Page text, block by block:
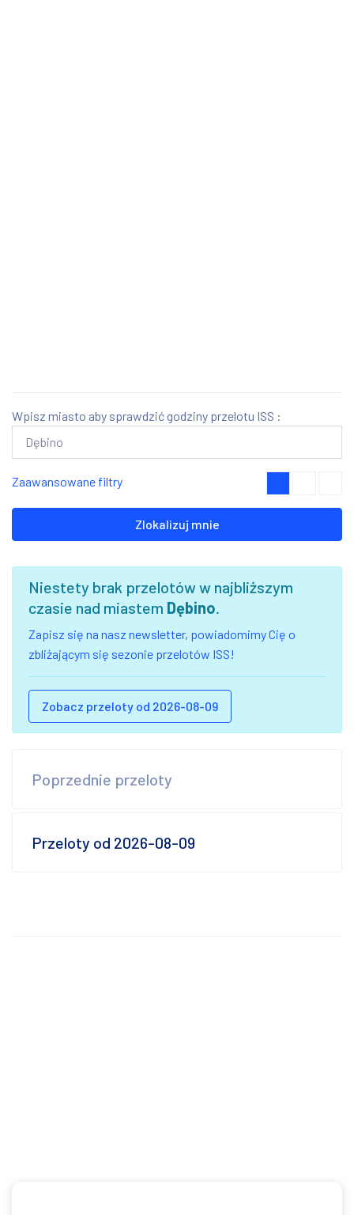
Wpisz miasto aby sprawdzić godziny przelotu ISS :
Zaawansowane filtry
Zlokalizuj mnie
Niestety brak przelotów w najbliższym
czasie nad miastem Dębino.
Zapisz się na nasz newsletter, powiadomimy Cię o
zbliżającym się sezonie przelotów ISS!
Zobacz przeloty od 2026-08-09
Poprzednie przeloty
Przeloty od 2026-08-09